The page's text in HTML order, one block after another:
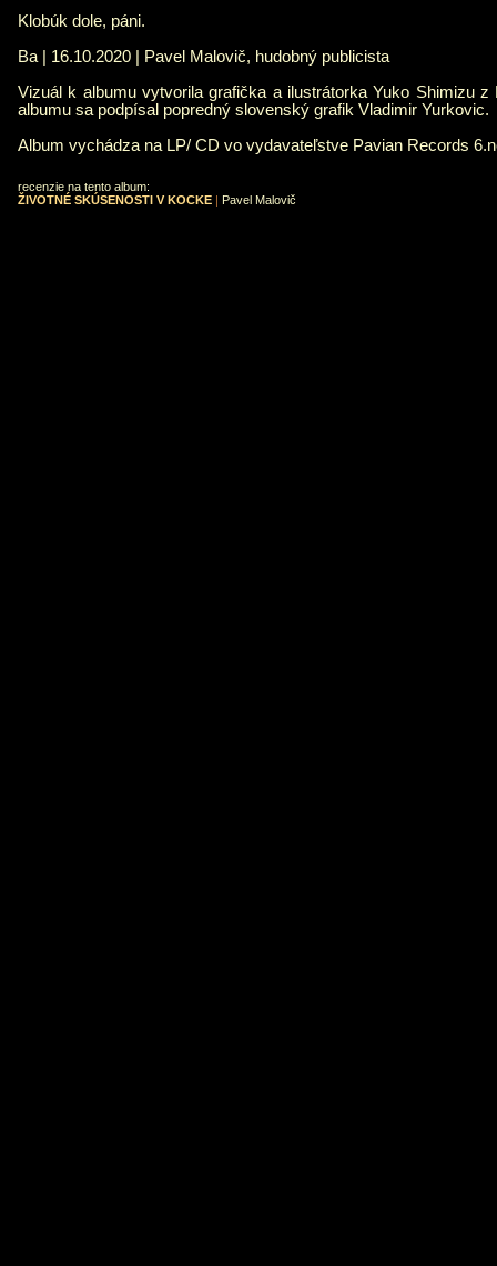
Klobúk dole, páni.
Ba | 16.10.2020 | Pavel Malovič, hudobný publicista
Vizuál k albumu vytvorila grafička a ilustrátorka Yuko Shimizu z
albumu sa podpísal popredný slovenský grafik Vladimir Yurkovic.
Album vychádza na LP/ CD vo vydavateľstve Pavian Records
recenzie na tento album:
ŽIVOTNÉ SKÚSENOSTI V KOCKE | Pavel Malovič